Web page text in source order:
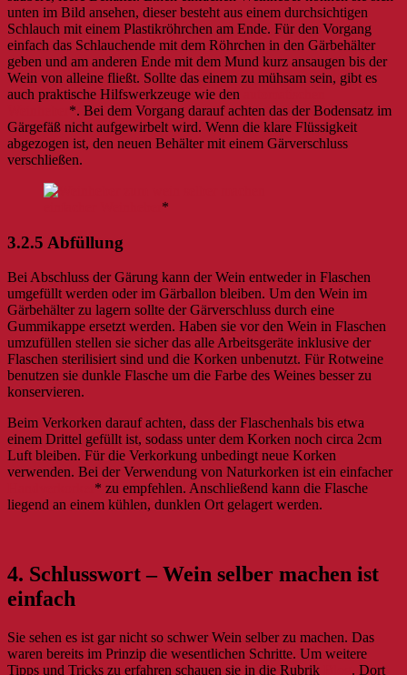
unten im Bild ansehen, dieser besteht aus einem durchsichtigen
Schlauch mit einem Plastikröhrchen am Ende. Für den Vorgang
einfach das Schlauchende mit dem Röhrchen in den Gärbehälter
geben und am anderen Ende mit dem Mund kurz ansaugen bis der
Wein von alleine fließt. Sollte das einem zu mühsam sein, gibt es
auch praktische Hilfswerkzeuge wie den
*. Bei dem Vorgang darauf achten das der Bodensatz im
Gärgefäß nicht aufgewirbelt wird. Wenn die klare Flüssigkeit
abgezogen ist, den neuen Behälter mit einem Gärverschluss
verschließen.
*
3.2.5 Abfüllung
Bei Abschluss der Gärung kann der Wein entweder in Flaschen
umgefüllt werden oder im Gärballon bleiben. Um den Wein im
Gärbehälter zu lagern sollte der Gärverschluss durch eine
Gummikappe ersetzt werden. Haben sie vor den Wein in Flaschen
umzufüllen stellen sie sicher das alle Arbeitsgeräte inklusive der
Flaschen sterilisiert sind und die Korken unbenutzt. Für Rotweine
benutzen sie dunkle Flasche um die Farbe des Weines besser zu
konservieren.
Beim Verkorken darauf achten, dass der Flaschenhals bis etwa
einem Drittel gefüllt ist, sodass unter dem Korken noch circa 2cm
Luft bleiben. Für die Verkorkung unbedingt neue Korken
verwenden. Bei der Verwendung von Naturkorken ist ein einfacher
* zu empfehlen. Anschließend kann die Flasche
liegend an einem kühlen, dunklen Ort gelagert werden.
4. Schlusswort – Wein selber machen ist
einfach
Sie sehen es ist gar nicht so schwer Wein selber zu machen. Das
waren bereits im Prinzip die wesentlichen Schritte. Um weitere
Tipps und Tricks zu erfahren schauen sie in die Rubrik
. Dort